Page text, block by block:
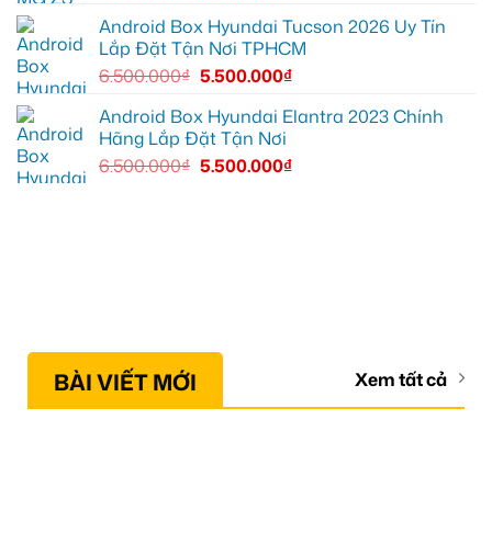
Android Box Hyundai Tucson 2026 Uy Tín
Lắp Đặt Tận Nơi TPHCM
6.500.000₫ 5.500.000₫
Android Box Hyundai Elantra 2023 Chính
Hãng Lắp Đặt Tận Nơi
6.500.000₫ 5.500.000₫
BÀI VIẾT MỚI Xem tất cả